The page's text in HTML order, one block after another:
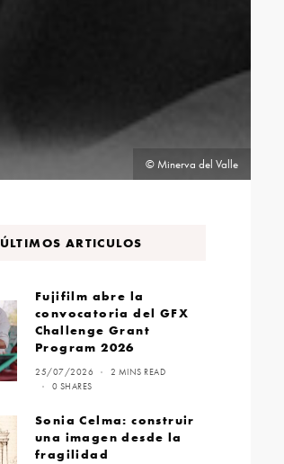
© Minerva del Valle
ÚLTIMOS ARTICULOS
Fujifilm abre la
convocatoria del GFX
Challenge Grant
Program 2026
25/07/2026
2 MINS READ
0 SHARES
Sonia Celma: construir
una imagen desde la
fragilidad